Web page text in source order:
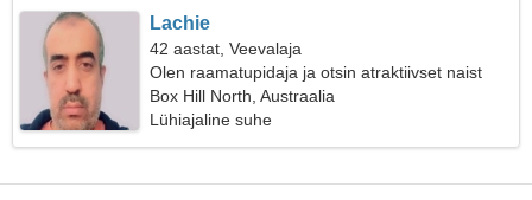
Lachie
42 aastat, Veevalaja
Olen raamatupidaja ja otsin atraktiivset naist
Box Hill North, Austraalia
Lühiajaline suhe